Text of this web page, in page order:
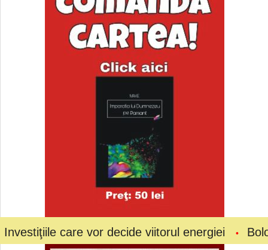
vor decide viitorul energiei Bolojan a